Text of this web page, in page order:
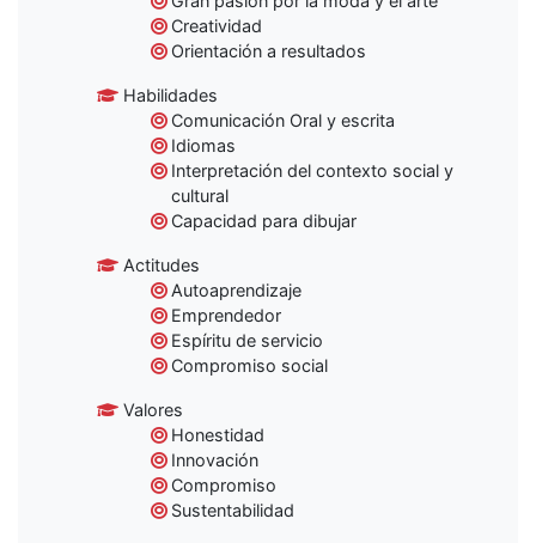
Creatividad
Orientación a resultados
Habilidades
Comunicación Oral y escrita
Idiomas
Interpretación del contexto social y
cultural
Capacidad para dibujar
Actitudes
Autoaprendizaje
Emprendedor
Espíritu de servicio
Compromiso social
Valores
Honestidad
Innovación
Compromiso
Sustentabilidad